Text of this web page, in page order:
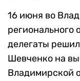
16 июня во
делегаты
Шевченко на
Владимирской